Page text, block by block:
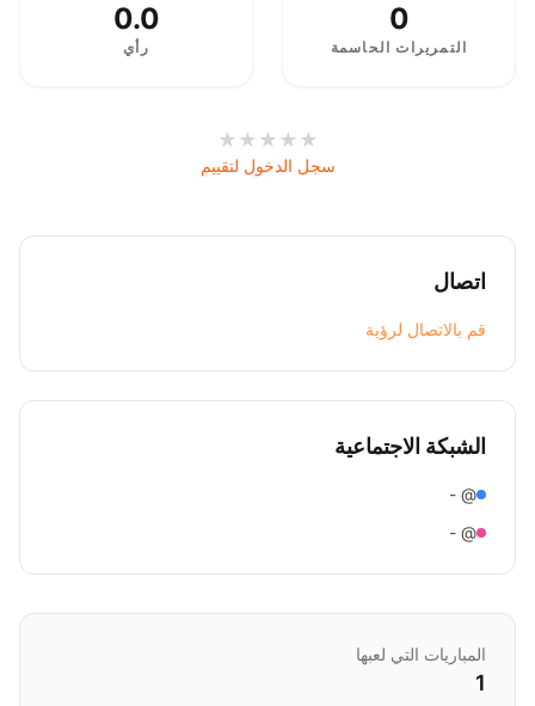
0
التمريرات الحاسمة
0.0
رأي
★
★
★
★
★
سجل الدخول لتقييم
اتصال
قم بالاتصال لرؤية
الشبكة الاجتماعية
@ -
@ -
المباريات التي لعبها
1